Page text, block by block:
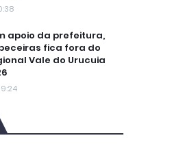
apoio da prefeitura,
fica fora do
Vale do Urucuia